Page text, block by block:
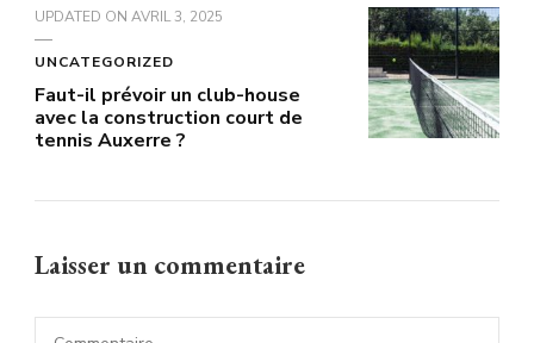
UPDATED ON AVRIL 3, 2025
UNCATEGORIZED
Faut-il prévoir un club-house
avec la construction court de
tennis Auxerre ?
Laisser un commentaire